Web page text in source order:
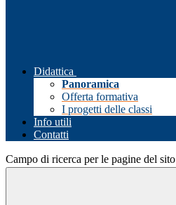
Didattica
Panoramica
Offerta formativa
I progetti delle classi
Info utili
Contatti
Campo di ricerca per le pagine del sito